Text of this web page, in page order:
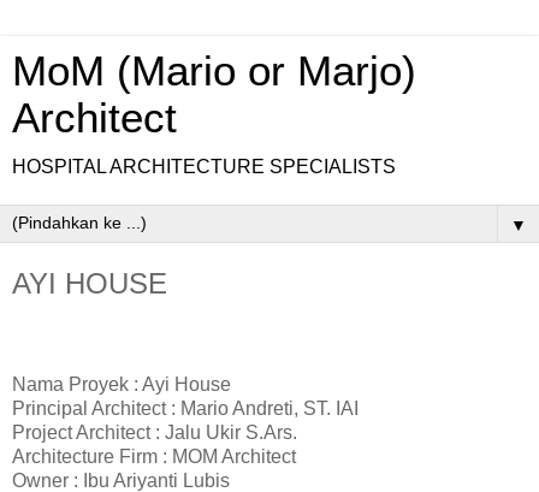
MoM (Mario or Marjo)
Architect
HOSPITAL ARCHITECTURE SPECIALISTS
▼
AYI HOUSE
Nama Proyek : Ayi House
Principal Architect : Mario Andreti, ST. IAI
Project Architect : Jalu Ukir S.Ars.
Architecture Firm : MOM Architect
Owner : Ibu Ariyanti Lubis